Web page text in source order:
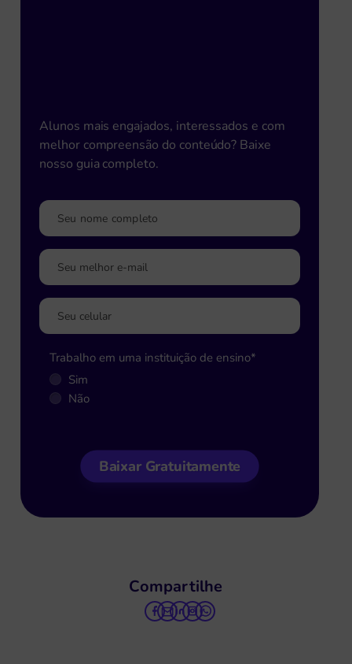
Alunos mais engajados, interessados e com
melhor compreensão do conteúdo? Baixe
nosso guia completo.
Trabalho em uma instituição de ensino*
Sim
Não
Baixar Gratuitamente
Compartilhe